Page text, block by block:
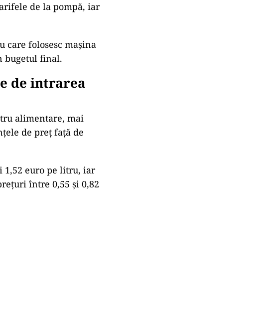
de la pompă, iar
care folosesc mașina
bugetul final.
de intrarea
alimentare, mai
de preț față de
1,52 euro pe litru, iar
între 0,55 și 0,82